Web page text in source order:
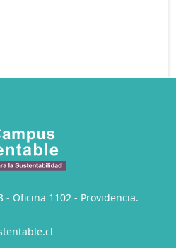
- Oficina 1102 - Providencia.